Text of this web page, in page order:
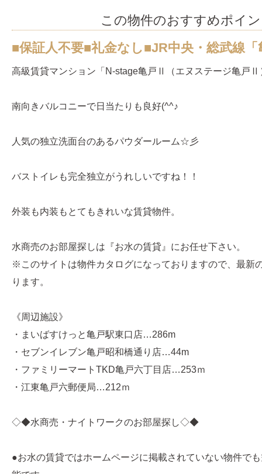
この物件のおすすめポイ
■保証人不要■礼金なし■JR中央・総武線
高級賃貸マンション「N-stage亀戸Ⅱ（エヌステージ亀戸Ⅱ
南向きバルコニーで日当たりも良好(^^♪
人気の独立洗面台のあるパウダールーム☆彡
バストイレも完全独立がうれしいですね！！
外装も内装もとてもきれいな賃貸物件。
水商売のお部屋探しは『お水の賃貸』にお任せ下さい。
※このサイトは物件カタログになっておりますので、最新
ります。
《周辺施設》
・まいばすけっと亀戸駅東口店…286m
・セブンイレブン亀戸昭和橋通り店…44m
・ファミリーマートTKD亀戸六丁目店…253ｍ
・江東亀戸六郵便局…212ｍ
◇◆水商売・ナイトワークのお部屋探し◇◆
●お水の賃貸ではホームページに掲載されていない物件で